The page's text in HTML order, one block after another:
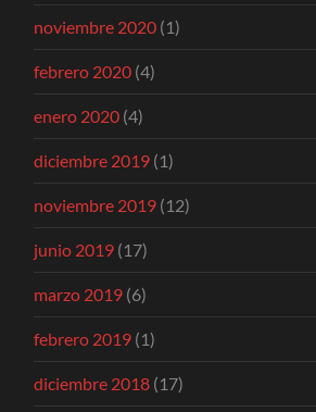
noviembre 2020 (1)
febrero 2020 (4)
enero 2020 (4)
diciembre 2019 (1)
noviembre 2019 (12)
junio 2019 (17)
marzo 2019 (6)
febrero 2019 (1)
diciembre 2018 (17)